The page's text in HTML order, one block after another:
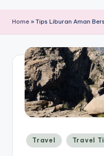
Home » Tips Liburan Aman
Posted
in
Travel Travel